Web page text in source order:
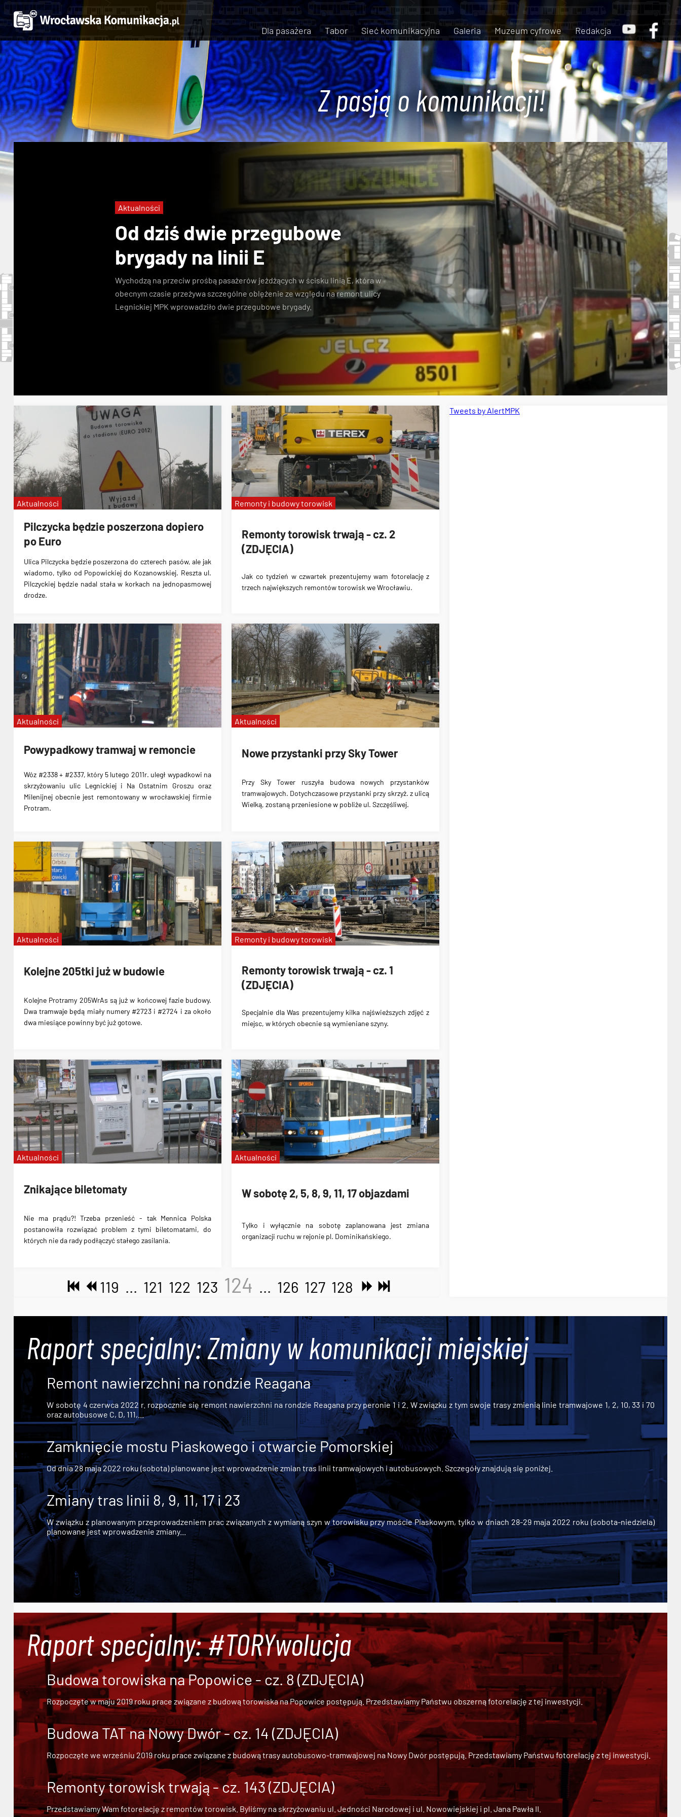
Dla pasażera Tabor Sieć komunikacyjna Galeria Muzeum cyfrowe Redakcja
Z pasją o komunikacji!
Od dziś dwie przegubowe
brygady na linii E
Wychodzą na przeciw prośbą pasażerów jeżdżących w ścisku linią E, która w
obecnym czasie przeżywa szczególne oblężenie ze względu na remont ulicy
Legnickiej MPK wprowadziło dwie przegubowe brygady.
Aktualności
Pilczycka będzie poszerzona dopiero
po Euro
Ulica Pilczycka będzie poszerzona do czterech pasów, ale jak
wiadomo, tylko od Popowickiej do Kozanowskiej. Reszta ul.
Pilczyckiej będzie nadal stała w korkach na jednopasmowej
drodze.
Aktualności
Remonty torowisk trwają - cz. 2
(ZDJĘCIA)
Jak co tydzień w czwartek prezentujemy wam fotorelację z
trzech największych remontów torowisk we Wrocławiu.
Remonty i budowy torowisk
Powypadkowy tramwaj w remoncie
Wóz #2338 + #2337, który 5 lutego 2011r. uległ wypadkowi na
skrzyżowaniu ulic Legnickiej i Na Ostatnim Groszu oraz
Milenijnej obecnie jest remontowany w wrocławskiej firmie
Protram.
Aktualności
Nowe przystanki przy Sky Tower
Przy Sky Tower ruszyła budowa nowych przystanków
tramwajowych. Dotychczasowe przystanki przy skrzyż. z ulicą
Wielką, zostaną przeniesione w pobliże ul. Szczęśliwej.
Aktualności
Kolejne 205tki już w budowie
Kolejne Protramy 205WrAs są już w końcowej fazie budowy.
Dwa tramwaje będą miały numery #2723 i #2724 i za około
dwa miesiące powinny być już gotowe.
Aktualności
Remonty torowisk trwają - cz. 1
(ZDJĘCIA)
Specjalnie dla Was prezentujemy kilka najświeższych zdjęć z
miejsc, w których obecnie są wymieniane szyny.
Remonty i budowy torowisk
Znikające biletomaty
Nie ma prądu?! Trzeba przenieść - tak Mennica Polska
postanowiła rozwiązać problem z tymi biletomatami, do
których nie da rady podłączyć stałego zasilania.
Aktualności
W sobotę 2, 5, 8, 9, 11, 17 objazdami
Tylko i wyłącznie na sobotę zaplanowana jest zmiana
organizacji ruchu w rejonie pl. Dominikańskiego.
Aktualności
119 ... 121 122 123 124 ... 126 127 128
Tweets by AlertMPK
Raport specjalny: Zmiany w komunikacji miejskiej
Remont nawierzchni na rondzie Reagana
W sobotę 4 czerwca 2022 r. rozpocznie się remont nawierzchni na rondzie Reagana przy peronie 1 i 2. W związku z tym swoje trasy zmienią linie tramwajowe 1, 2, 10, 33 i 70
oraz autobusowe C, D, 111,...
Zamknięcie mostu Piaskowego i otwarcie Pomorskiej
Od dnia 28 maja 2022 roku (sobota) planowane jest wprowadzenie zmian tras linii tramwajowych i autobusowych. Szczegóły znajdują się poniżej.
Zmiany tras linii 8, 9, 11, 17 i 23
W związku z planowanym przeprowadzeniem prac związanych z wymianą szyn w torowisku przy moście Piaskowym, tylko w dniach 28-29 maja 2022 roku (sobota-niedziela)
planowane jest wprowadzenie zmiany...
Raport specjalny: #TORYwolucja
Budowa torowiska na Popowice - cz. 8 (ZDJĘCIA)
Rozpoczęte w maju 2019 roku prace związane z budową torowiska na Popowice postępują. Przedstawiamy Państwu obszerną fotorelację z tej inwestycji.
Budowa TAT na Nowy Dwór - cz. 14 (ZDJĘCIA)
Rozpoczęte we wrześniu 2019 roku prace związane zbudową trasy autobusowo-tramwajowej na Nowy Dwórpostępują. Przedstawiamy Państwu fotorelację z tej inwestycji.
Remonty torowisk trwają - cz. 143 (ZDJĘCIA)
Przedstawiamy Wam fotorelację z remontów torowisk. Byliśmy na skrzyżowaniu ul. Jedności Narodowej i ul. Nowowiejskiej i pl. Jana Pawła II.